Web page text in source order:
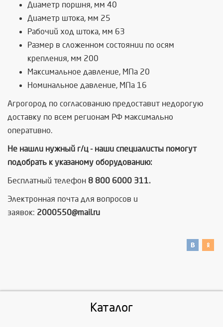
Диаметр поршня, мм 40
Диаметр штока, мм 25
Рабочий ход штока, мм 63
Размер в сложенном состоянии по осям
крепления, мм 200
Максимальное давление, МПа 20
Номинальное давление, МПа 16
Агрогород по согласованию предоставит недорогую
доставку по всем регионам РФ максимально
оперативно.
Не нашли нужный г/ц - наши специалисты помогут
подобрать к указаному оборудованию:
Бесплатный телефон 8 800 6000 311.
Электронная почта для вопросов и
заявок: 2000550@mail.ru
Каталог